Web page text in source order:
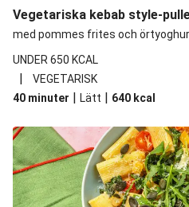
Vegetariska kebab style-
med pommes frites och
UNDER 650 KCAL
|
VEGETARISK
40 minuter | Lätt | 640 kcal